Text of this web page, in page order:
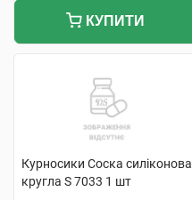
КУПИТИ
Курносики Соска силіконова
кругла S 7033 1 шт